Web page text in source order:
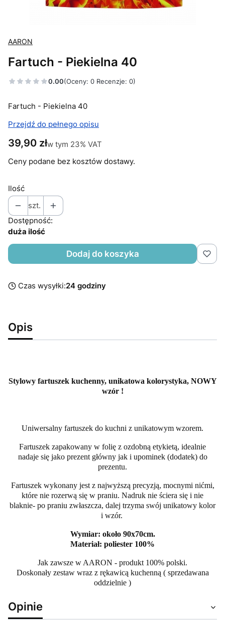
AARON
Fartuch - Piekielna 40
0.00(Oceny: 0 Recenzje: 0)
Fartuch - Piekielna 40
Przejdź do pełnego opisu
Cena
39,90 złw tym 23% VAT
w tym 23% VAT
Ceny podane bez kosztów dostawy.
Ilość
szt.
Dostępność:
duża ilość
Dodaj do koszyka
Czas wysyłki:24 godziny
Opis
Stylowy fartuszek kuchenny, unikatowa kolorystyka, NOWY
wzór !
Uniwersalny fartuszek do kuchni z unikatowym wzorem.
Fartuszek zapakowany w folię z ozdobną etykietą, idealnie
nadaje się jako prezent główny jak i upominek (dodatek) do
prezentu.
Fartuszek wykonany jest z najwyższą precyzją, mocnymi nićmi,
które nie rozerwą się w praniu. Nadruk nie ściera się i nie
blaknie- po praniu zwłaszcza, dalej trzyma swój unikatowy kolor
i wzór.
Wymiar: około 90x70cm.
Materiał: poliester 100%
Jak zawsze w AARON - produkt 100% polski.
Doskonały zestaw wraz z rękawicą kuchenną ( sprzedawana
oddzielnie )
Opinie